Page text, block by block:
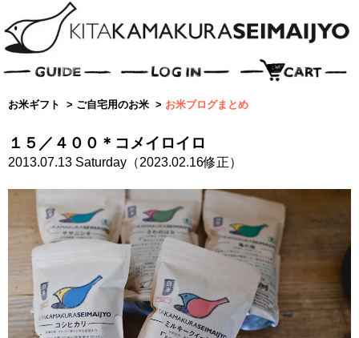
お米ギフト > ご自宅用のお米 > お米ブログまとめ
１５／４００＊コメイロイロ
2013.07.13 Saturday（2023.02.16修正）